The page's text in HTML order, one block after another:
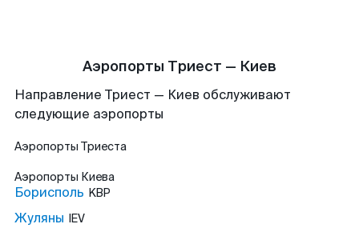
Аэропорты Триест — Киев
Направление Триест — Киев обслуживают
следующие аэропорты
Аэропорты Триеста
Аэропорты Киева
Борисполь KBP
Жуляны IEV